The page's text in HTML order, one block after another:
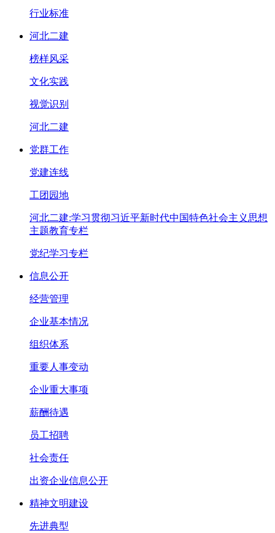
行业标准
河北二建
榜样风采
文化实践
视觉识别
河北二建
党群工作
党建连线
工团园地
河北二建:学习贯彻习近平新时代中国特色社会主义思想
主题教育专栏
党纪学习专栏
信息公开
经营管理
企业基本情况
组织体系
重要人事变动
企业重大事项
薪酬待遇
员工招聘
社会责任
出资企业信息公开
精神文明建设
先进典型